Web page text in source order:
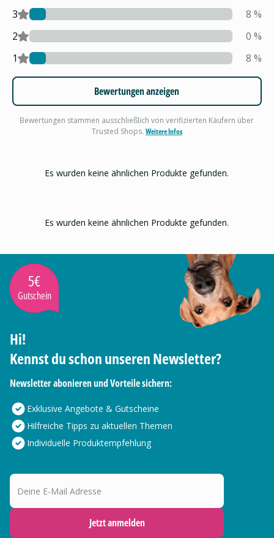
3 8 %
2
0 %
1
8 %
Bewertungen anzeigen
Bewertungen stammen ausschließlich von verifizierten Käufern über
Trusted Shops. Weitere Infos
Es wurden keine ähnlichen Produkte gefunden.
Es wurden keine ähnlichen Produkte gefunden.
5€
Gutschein
Hi!
Kennst du schon unseren Newsletter?
Newsletter abonieren und Vorteile sichern:
Exklusive Angebote & Gutscheine
Hilfreiche Tipps zu aktuellen Themen
Individuelle Produktempfehlung
Deine E-Mail Adresse
Jetzt anmelden